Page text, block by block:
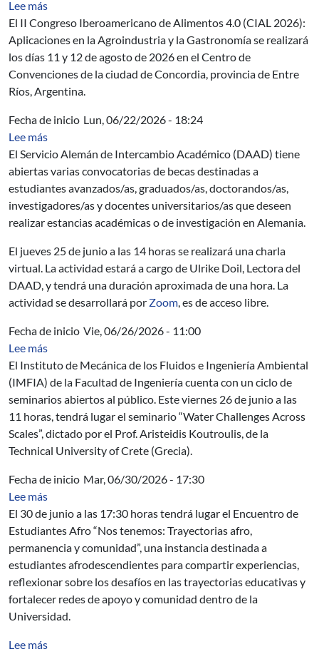
Lee mássobre II Congreso Iberoamericano de Alimentos 4.0
El II Congreso Iberoamericano de Alimentos 4.0 (CIAL 2026):
Aplicaciones en la Agroindustria y la Gastronomía se realizará
los días 11 y 12 de agosto de 2026 en el Centro de
Convenciones de la ciudad de Concordia, provincia de Entre
Ríos, Argentina.
Fecha de inicio Lun, 06/22/2026 - 18:24
Lee mássobre DAAD: Becas para investigación, posgrado y
El Servicio Alemán de Intercambio Académico (DAAD) tiene
abiertas varias convocatorias de becas destinadas a
estudiantes avanzados/as, graduados/as, doctorandos/as,
investigadores/as y docentes universitarios/as que deseen
realizar estancias académicas o de investigación en Alemania.
El jueves 25 de junio a las 14 horas se realizará una charla
virtual. La actividad estará a cargo de Ulrike Doil, Lectora del
DAAD, y tendrá una duración aproximada de una hora. La
actividad se desarrollará por Zoom, es de acceso libre.
Fecha de inicio Vie, 06/26/2026 - 11:00
Lee mássobre Seminario del IMFIA: Water Challenges Across
El Instituto de Mecánica de los Fluidos e Ingeniería Ambiental
(IMFIA) de la Facultad de Ingeniería cuenta con un ciclo de
seminarios abiertos al público. Este viernes 26 de junio a las
11 horas, tendrá lugar el seminario “Water Challenges Across
Scales”, dictado por el Prof. Aristeidis Koutroulis, de la
Technical University of Crete (Grecia).
Fecha de inicio Mar, 06/30/2026 - 17:30
Lee mássobre Encuentro de Estudiantes Afro - Nos tenemos:
El 30 de junio a las 17:30 horas tendrá lugar el Encuentro de
Estudiantes Afro “Nos tenemos: Trayectorias afro,
permanencia y comunidad”, una instancia destinada a
estudiantes afrodescendientes para compartir experiencias,
reflexionar sobre los desafíos en las trayectorias educativas y
fortalecer redes de apoyo y comunidad dentro de la
Universidad.
Lee mássobre Mecánica de la Fractura